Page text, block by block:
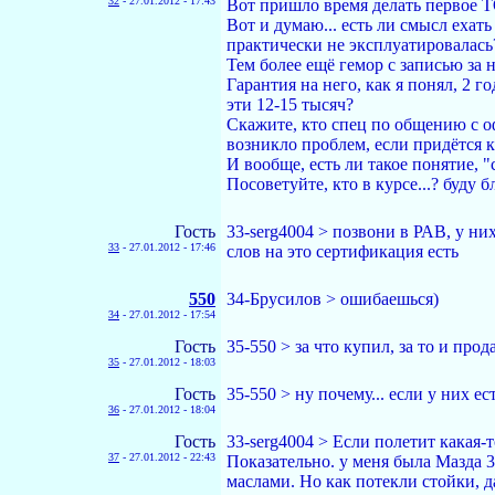
Вот пришло время делать
Вот и думаю... есть ли смысл ехать
практически не
Тем более ещё гемор с записью за
Гарантия на него, как я понял, 2
эти 12-15 тысяч?
Скажите, кто спец по общению с
возникло проблем, если придётся
И вообще, есть ли такое понятие,
Посоветуйте, кто в курсе...? буду
Гость
33 - 27.01.2012 - 17:46
33-serg4004 > позвони в РАВ, у
слов на это сертификация есть
550
34 - 27.01.2012 - 17:54
34-Брусилов > ошибаешься)
Гость
35 - 27.01.2012 - 18:03
35-550 > за что купил, за то и
Гость
36 - 27.01.2012 - 18:04
35-550 > ну почему... если у них
Гость
37 - 27.01.2012 - 22:43
33-serg4004 > Если полетит
Показательно. у меня была Мазда
маслами. Но как потекли стойки,